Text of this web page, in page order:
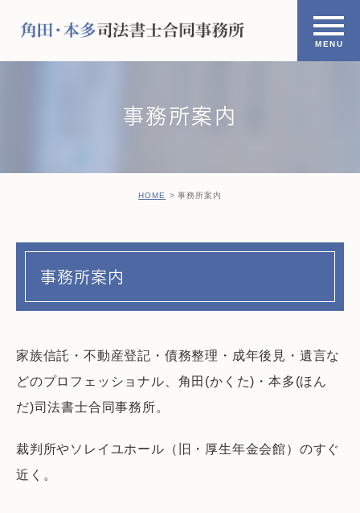
事務所案内
HOME 事務所案内
事務所案内
家族信託・不動産登記・債務整理・成年後見・遺言な
どのプロフェッショナル、角田(かくた)・本多(ほん
だ)司法書士合同事務所。
裁判所やソレイユホール（旧・厚生年金会館）のすぐ
近く。